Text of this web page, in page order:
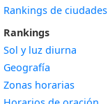
Rankings de ciudades
Rankings
Sol y luz diurna
Geografía
Zonas horarias